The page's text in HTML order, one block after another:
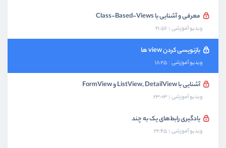
معرفی و آشنایی با Class-Based-Views
ویدیو آموزشی 21:56
بازنویسی کردن view ها
ویدیو آموزشی 18:25
آشنایی با ListView, DetailView و FormView
ویدیو آموزشی 23:03
یادگیری رابط‌های یک به چند
ویدیو آموزشی 22:45